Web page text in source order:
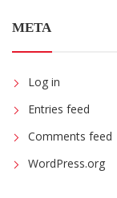
META
Log in
Entries feed
Comments feed
WordPress.org